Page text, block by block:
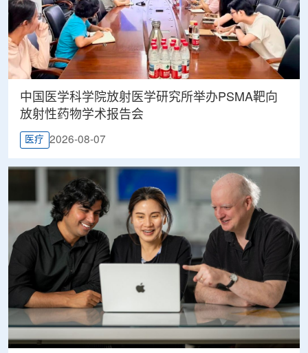
中国医学科学院放射医学研究所举办PSMA靶向
放射性药物学术报告会
医疗 2026-08-07